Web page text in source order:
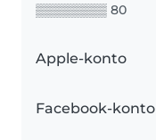
▒▒▒▒▒▒▒▒ 80
Apple-konto
Facebook-konto